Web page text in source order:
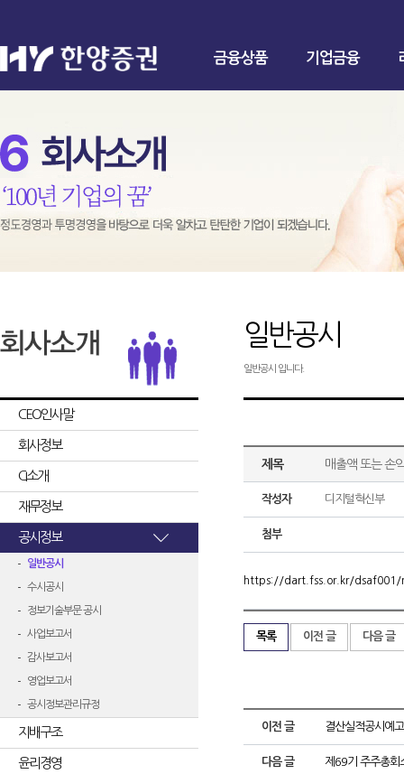
금융상품 기업금융
CEO인사말
회사정보
CI소개
재무정보
공시정보
일반공시
수시공시
정보기술부문 공시
사업보고서
감사보고서
영업보고서
공시정보관리규정
지배구조
윤리경영
일반공시
일반공시 입니다.
제목 매출액 또는 손
작성자 디지털혁신부
첨부
https://dart.fss.or.kr/dsaf001/
목록 이전 글 다음 글
이전 글 결산실적공시예
다음 글 제69기 주주총회